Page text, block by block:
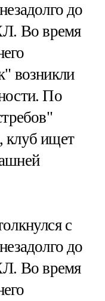
до
Во время
возникли
По
клуб ищет
с
до
Во время